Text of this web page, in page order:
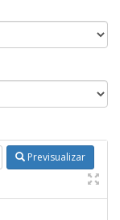
Previsualizar